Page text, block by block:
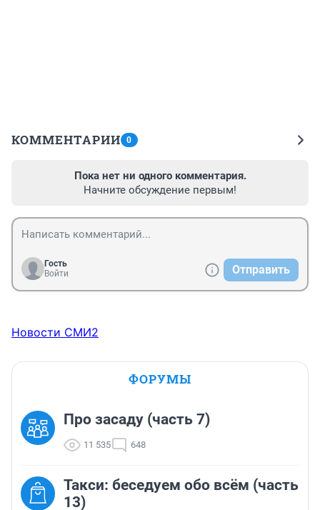
КОММЕНТАРИИ 0
Пока нет ни одного комментария.
Начните обсуждение первым!
Гость
Войти
Отправить
Новости СМИ2
ФОРУМЫ
Про засаду (часть 7)
11 535 648
Такси: беседуем обо всём (часть
13)